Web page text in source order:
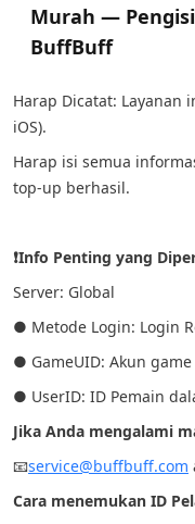
Murah —
BuffBuff
Harap Dicatat: Layanan
iOS).
Harap isi semua
top-up berhasil.
❗Info Penting yang
Server: Global
● Metode Login: Login
● GameUID: Akun
● UserID: ID Pemain
Jika Anda mengalami
📧service@buffbuff.com
Cara menemukan ID